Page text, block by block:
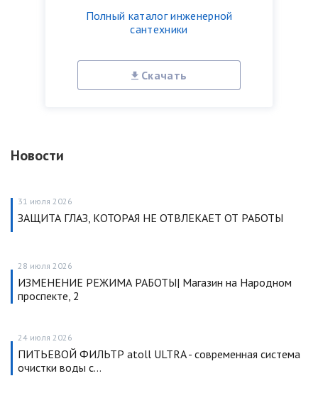
Полный каталог инженерной
сантехники
Скачать
Новости
31 июля 2026
ЗАЩИТА ГЛАЗ, КОТОРАЯ НЕ ОТВЛЕКАЕТ ОТ РАБОТЫ
28 июля 2026
ИЗМЕНЕНИЕ РЕЖИМА РАБОТЫ| Магазин на Народном
проспекте, 2
24 июля 2026
ПИТЬЕВОЙ ФИЛЬТР atoll ULTRA - современная система
очистки воды с…